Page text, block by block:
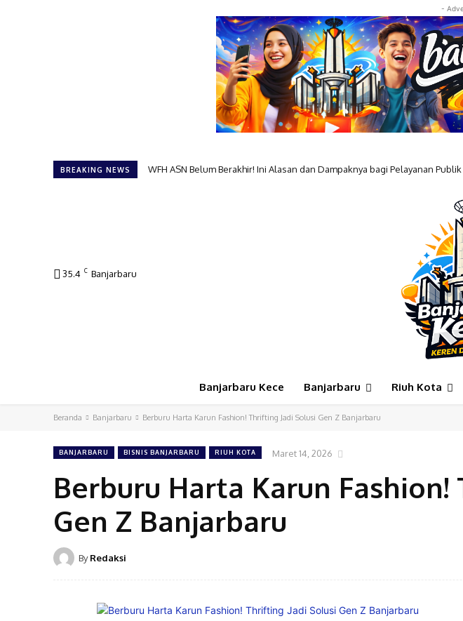
-
BREAKING NEWS WFH ASN Belum Berakhir! Ini Alasan dan Dampaknya bagi Pelayanan Publik
35.4 C Banjarbaru
Banjarbaru Kece Banjarbaru Riuh Kota
Beranda Banjarbaru Berburu Harta Karun Fashion! Thrifting Jadi Solusi Gen Z Banjarbaru
BANJARBARU BISNIS BANJARBARU RIUH KOTA Maret 14, 2026
Berburu Harta Karun
Gen Z Banjarbaru
By Redaksi